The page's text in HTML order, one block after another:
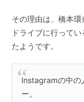
その理由は、橋本
ドライブに行って
たようです。
Instagramの中の
ー。